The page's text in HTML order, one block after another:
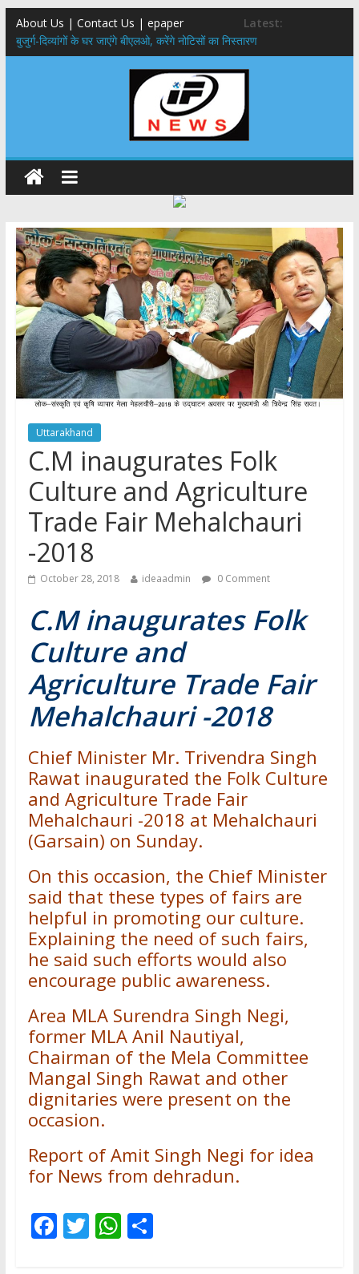
About Us | Contact Us | epaper
Latest:
बुजुर्ग-दिव्यांगों के घर जाएंगे बीएलओ, करेंगे नोटिसों का निस्तारण
24×7 अलर्ट मोड में रहें अधिकारी-मुख्य सचिव मानसून-एसईओसी से मुख्य सचिव ने
की विस्तृत समीक्षा कहा-बंद सड़कों को शीघ्र खोला जाए, लोगों को न हो दिक्कत
459 करोड़ से एचएनबी गढ़वाल विश्वविद्यालय में अनुसंधान संरचना होगी सुदृढ,उच्च
शिक्षा मंत्री धन सिंह रावत ने नवनियुक्त केन्द्रीय शिक्षा मंत्री से की मुलाकात
मुख्यमंत्री से महानिदेशक एनसीसी ने की शिष्टाचार भेंट,उत्तराखण्ड में एनसीसी के
विस्तार एवं आधुनिक आधारभूत संरचना के विकास पर हुई महत्वपूर्ण चर्चा
एमडीडीए बोर्ड बैठक, देहरादून और मसूरी के विकास के लिए 25 बड़े प्रस्तावों को मिली
हरी झंडी
Uttarakhand
C.M inaugurates Folk
Culture and Agriculture
Trade Fair Mehalchauri
-2018
October 28, 2018 ideaadmin 0 Comment
C.M inaugurates Folk
Culture and
Agriculture Trade Fair
Mehalchauri -2018
Chief Minister Mr. Trivendra Singh
Rawat inaugurated the Folk Culture
and Agriculture Trade Fair
Mehalchauri -2018 at Mehalchauri
(Garsain) on Sunday.
On this occasion, the Chief Minister
said that these types of fairs are
helpful in promoting our culture.
Explaining the need of such fairs,
he said such efforts would also
encourage public awareness.
Area MLA Surendra Singh Negi,
former MLA Anil Nautiyal,
Chairman of the Mela Committee
Mangal Singh Rawat and other
dignitaries were present on the
occasion.
Report of Amit Singh Negi for idea
for News from dehradun.
F T W S